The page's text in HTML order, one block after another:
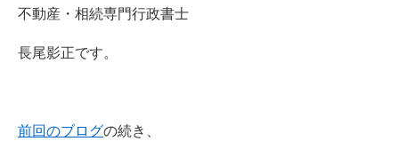
不動産・相続専門行政書士
長尾影正です。
前回のブログの続き、